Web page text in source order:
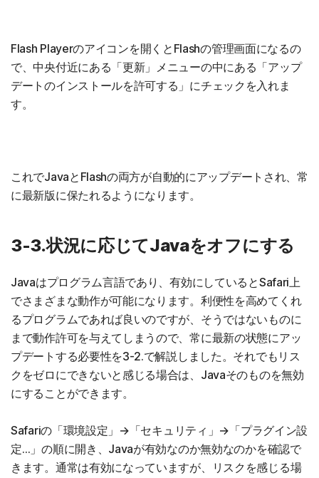
Flash Playerのアイコンを開くとFlashの管理画面になるの
で、中央付近にある「更新」メニューの中にある「アップ
デートのインストールを許可する」にチェックを入れま
す。
これでJavaとFlashの両方が自動的にアップデートされ、常
に最新版に保たれるようになります。
3-3.状況に応じてJavaをオフにする
Javaはプログラム言語であり、有効にしているとSafari上
でさまざまな動作が可能になります。利便性を高めてくれ
るプログラムであれば良いのですが、そうではないものに
まで動作許可を与えてしまうので、常に最新の状態にアッ
プデートする必要性を3-2.で解説しました。それでもリス
クをゼロにできないと感じる場合は、Javaそのものを無効
にすることができます。
Safariの「環境設定」→「セキュリティ」→「プラグイン設
定…」の順に開き、Javaが有効なのか無効なのかを確認で
きます。通常は有効になっていますが、リスクを感じる場